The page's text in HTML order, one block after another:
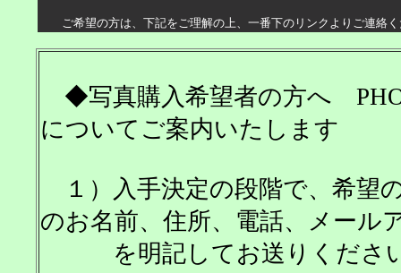
ご希望の方は、下記をご理解の上、一番下のリンクよりご連絡
◆写真購入希望者の方へ
についてご案内いたします
１）入手決定の段階で、希望
のお名前、住所、電話、メール
を明記してお送りくださ